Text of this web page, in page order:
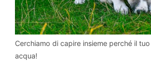
Cerchiamo di capire insieme perché il
acqua!